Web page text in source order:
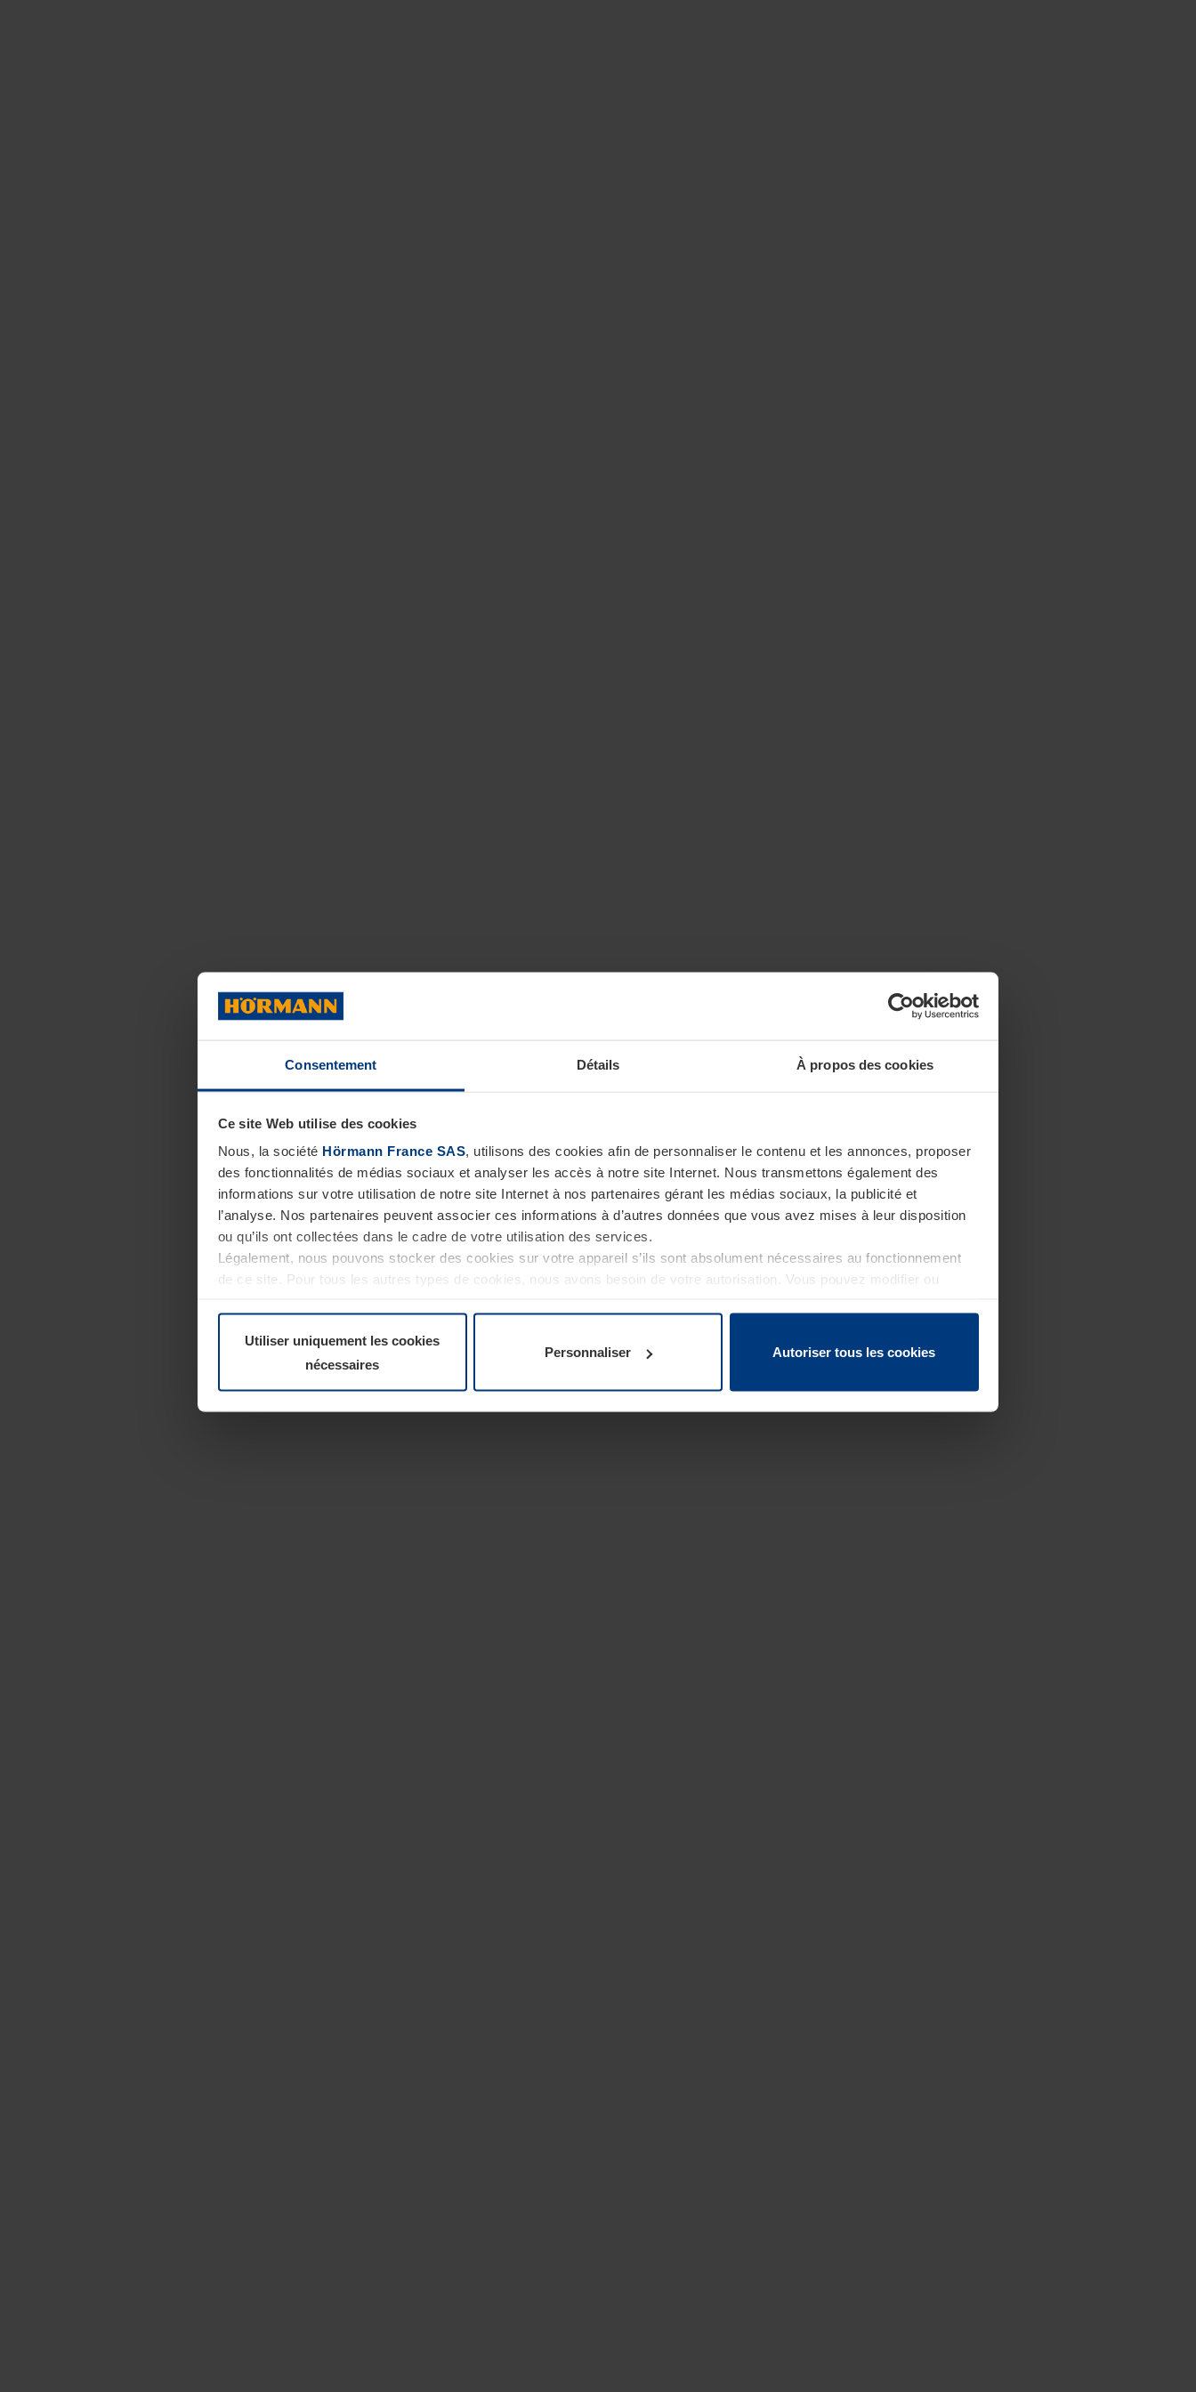
Consentement Détails À propos des cookies
Ce site Web utilise des cookies
Nous, la société Hörmann France SAS, utilisons des cookies afin de personnaliser le contenu et les annonces, proposer
des fonctionnalités de médias sociaux et analyser les accès à notre site Internet. Nous transmettons également des
informations sur votre utilisation de notre site Internet à nos partenaires gérant les médias sociaux, la publicité et
l’analyse. Nos partenaires peuvent associer ces informations à d’autres données que vous avez mises à leur disposition
ou qu’ils ont collectées dans le cadre de votre utilisation des services.
Légalement, nous pouvons stocker des cookies sur votre appareil s’ils sont absolument nécessaires au fonctionnement
de ce site. Pour tous les autres types de cookies, nous avons besoin de votre autorisation. Vous pouvez modifier ou
Utiliser uniquement les cookies
nécessaires
Personnaliser Autoriser tous les cookies